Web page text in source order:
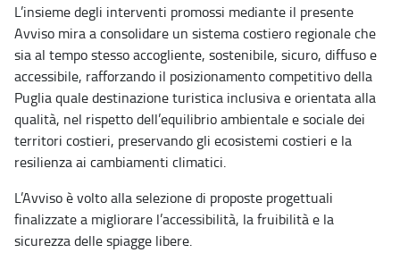
L’insieme degli interventi promossi mediante il presente
Avviso mira a consolidare un sistema costiero regionale che
sia al tempo stesso accogliente, sostenibile, sicuro, diffuso e
accessibile, rafforzando il posizionamento competitivo della
Puglia quale destinazione turistica inclusiva e orientata alla
qualità, nel rispetto dell’equilibrio ambientale e sociale dei
territori costieri, preservando gli ecosistemi costieri e la
resilienza ai cambiamenti climatici.
L’Avviso è volto alla selezione di proposte progettuali
finalizzate a migliorare l’accessibilità, la fruibilità e la
sicurezza delle spiagge libere.